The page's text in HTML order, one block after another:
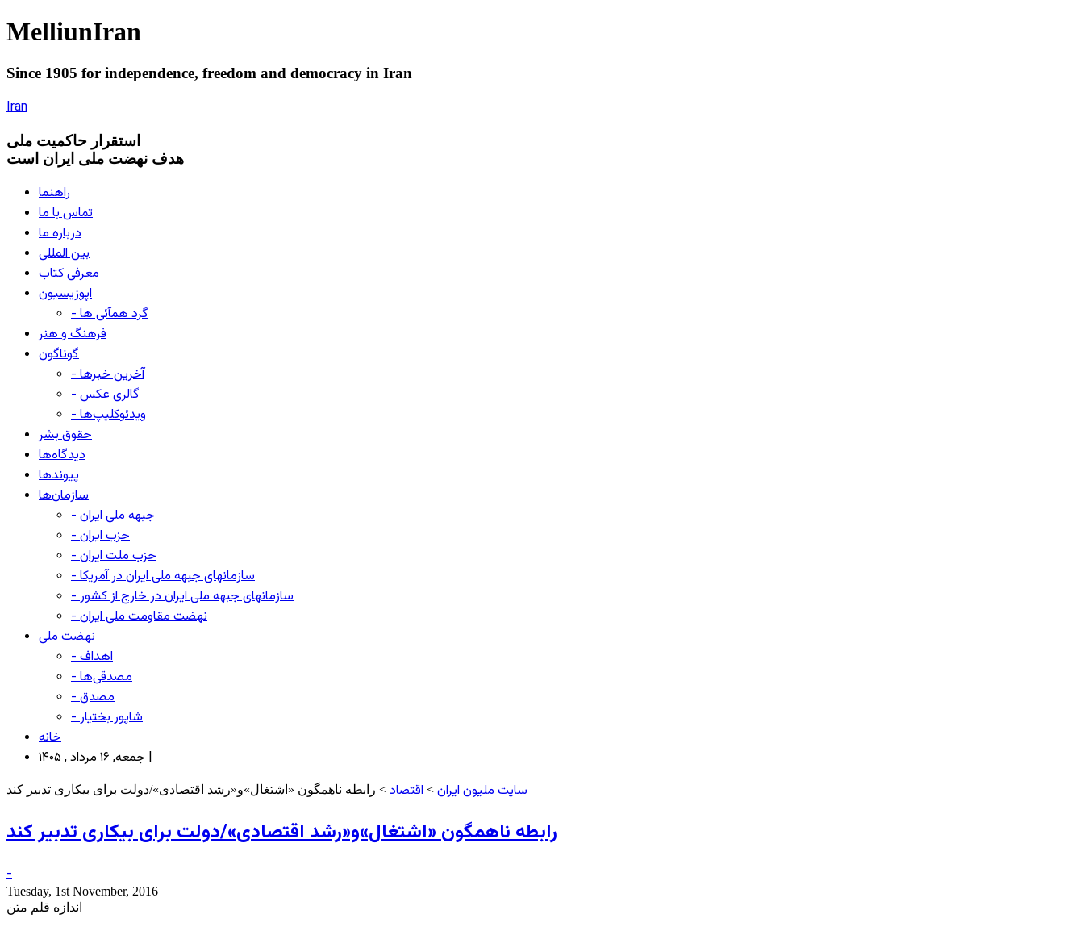
MelliunIran
Since 1905 for independence, freedom and democracy in Iran
Iran
استقرار حاکميت ملی
هدف نهضت ملی ایران است
راهنما
تماس با ما
درباره ما
بین المللی
معرفی کتاب
اپوزیسیون
- گرد همآئی ها
فرهنگ و هنر
گوناگون
- آخرین خبرها
- گالری عکس
- ویدئوکلیپ‌ها
حقوق بشر
دیدگاه‌ها
پیوندها
سازمان‌ها
- جبهه ملی ایران
- حزب ایران
- حزب ملت ایران
- سازمانهای جبهه ملی ایران در آمریکا
- سازمانهای جبهه ملی ایران در خارج از کشور
- نهضت مقاومت ملی ایران
نهضت ملی
- اهداف
- مصدقی‌ها
- مصدق
- شاپور بختیار
خانه
جمعه, ۱۶ مرداد , ۱۴۰۵ |
سایت ملیون ایران > اقتصاد > رابطه ناهمگون «اشتغال»و«رشد اقتصادی»/دولت برای بیکاری تدبیر کند
رابطه ناهمگون «اشتغال»و«رشد اقتصادی»/دولت برای بیکاری تدبیر کند
-
Tuesday, 1st November, 2016
اندازه قلم متن